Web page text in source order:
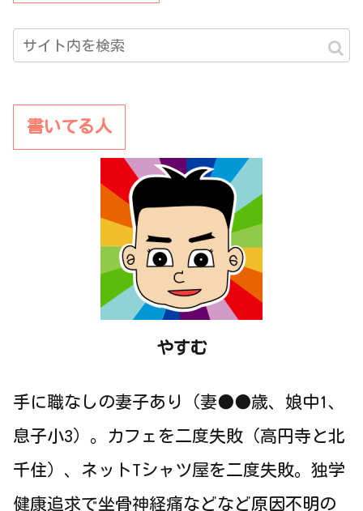
やすむ
手に職なしの妻子あり（妻●●歳、娘中1、